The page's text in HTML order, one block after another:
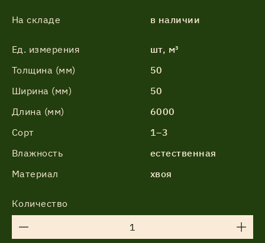
На складе в наличии
Ед. измерения
шт, м³
Толщина (мм)
50
Ширина (мм)
50
Длина (мм)
6000
Сорт
1–3
Влажность
естественная
Материал
хвоя
Количество